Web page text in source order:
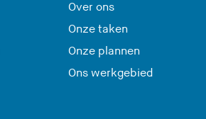
Over ons
Onze taken
Onze plannen
Ons werkgebied